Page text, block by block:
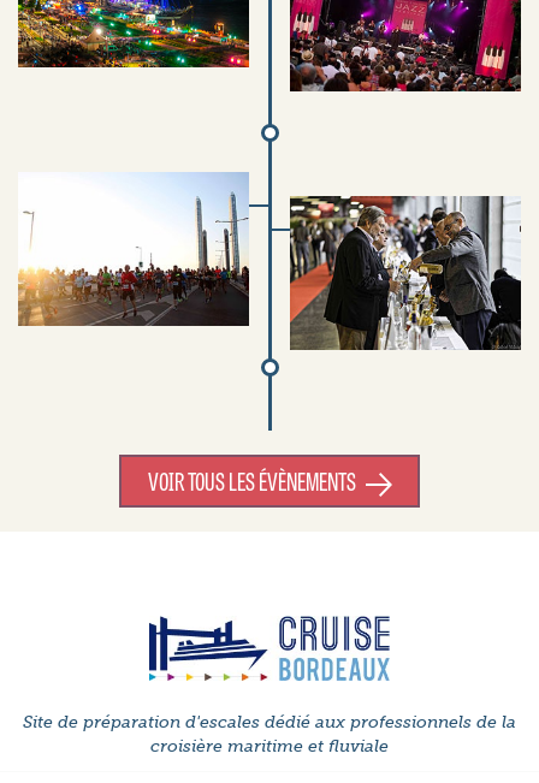
VOIR TOUS LES ÉVÈNEMENTS
Site de préparation d'escales dédié aux professionnels de la
croisière maritime et fluviale